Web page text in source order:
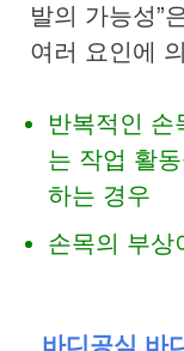
발의 가능성”
여러 요인에
반복적인 손
는 작업 활
하는 경우
손목의 부상
바디공식 바